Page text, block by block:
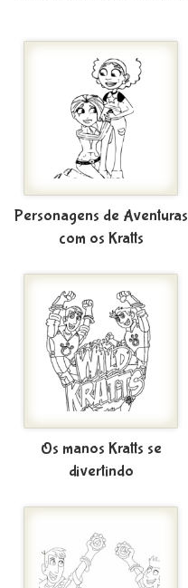
Personagens de Aventuras
com os Kratts
Os manos Kratts se
divertindo